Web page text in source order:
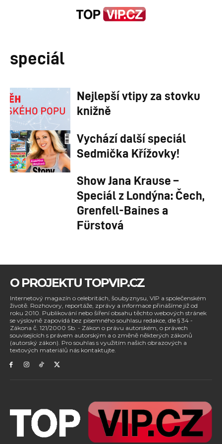
speciál
Nejlepší vtipy za stovku
knižně
Vychází další speciál
Sedmička Křížovky!
Show Jana Krause –
Speciál z Londýna: Čech,
Grenfell-Baines a
Fürstová
O PROJEKTU TOPVIP.CZ
Internetový magazín o celebritách, šoubyznysu, VIP a společenském
životě. Rozhovory, reportáže, zprávy a informace přinášíme již od
roku 2010. Publikování nebo šíření obsahu těchto webových stránek
se výslovně zapovídá bez písemného souhlasu redakce, dle § 34 -
Zákona č. 121/2000 Sb. - Zákon o právu autorském, o právech
souvisejících s právem autorským a o změně některých zákonů
(autorský zákon). Pro souhlas s využitím našich obrazových a
textových materiálů nás kontaktujte.